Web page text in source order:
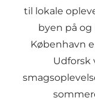
til lokale
byen på
København
Udforsk